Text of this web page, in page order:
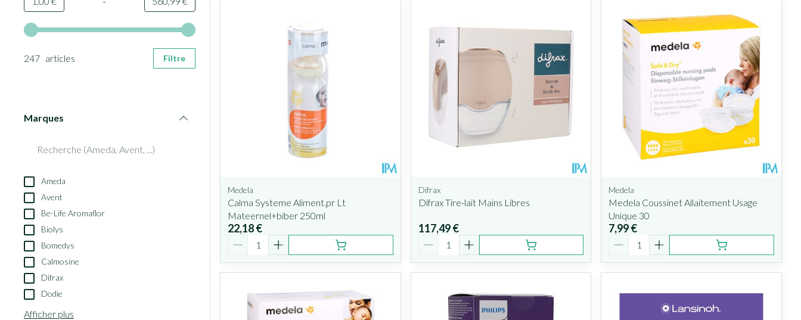
Utilisez les touches fléchées gauche et droite pour ajuster les valeurs minimales et maximales du prix.
247 articles Filtre
Marques
Ameda
Avent
Be-Life Aromaflor
Biolys
Bomedys
Calmosine
Difrax
Dodie
Afficher plus
Medela
Calma Systeme Aliment.pr Lt
Mateernel+biber 250ml
22,18 €
Quantité
Difrax
Difrax Tire-lait Mains Libres
117,49 €
Quantité
Medela
Medela Coussinet Allaitement Usage
Unique 30
7,99 €
Quantité